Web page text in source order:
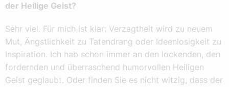
der Heilige Geist?
Sehr viel. Für mich ist klar: Verzagtheit wird zu neuem
Mut, Ängstlichkeit zu Tatendrang oder Ideenlosigkeit zu
Inspiration. Ich hab schon immer an den lockenden, den
fordernden und überraschend humorvollen Heiligen
Geist geglaubt. Oder finden Sie es nicht witzig, dass der